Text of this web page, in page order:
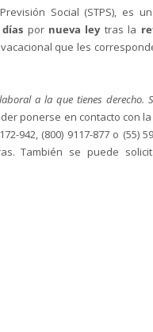
Social (STPS), es
días por nueva leytras la
que les
a la que tienes
ponerse en contacto
942, (800) 9117-877 o (55)
También se puede